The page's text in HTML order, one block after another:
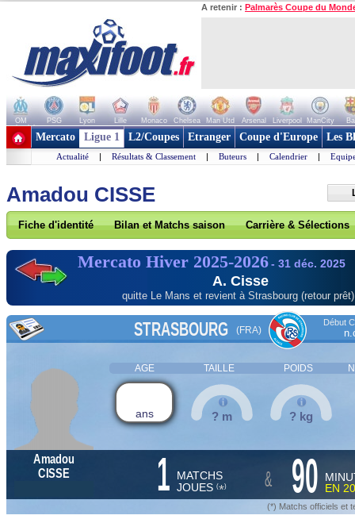
A retenir : Palmarès Coupe du
OM PSG Lyon Lille Monaco Chelsea Man Utd Arsenal Liverpool ManCity
+ de clubs
Mercato Ligue 1 L2/Coupes Etranger Coupe d'Europe Les
Actualité | Résultats & Classement | Buteurs | Calendrier |
Amadou CISSE
Fiche d'identité Bilan et Matchs saison Carrière & Sélections
Mercato Hiver 2025-2026- 31 déc. 2025
A. Cisse
quitte Le Mans et revient à Strasbourg (retour prêt)
STRASBOURG (FRA)
Début
AGE TAILLE POIDS
ans ? m ? kg
Amadou
CISSE
1
MATCHS
JOUES (*) & 90
EN
(*) Matchs officiels et